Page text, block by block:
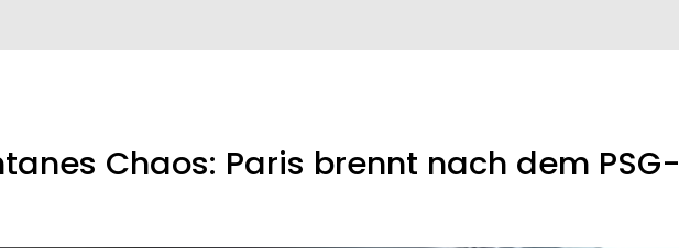
Chaos: Paris brennt nach dem PSG-